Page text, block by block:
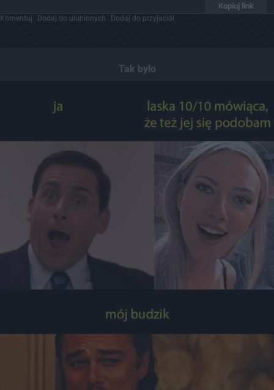
Kopiuj link
Komentuj Dodaj do ulubionych Dodaj do przyjaciół
Tak było